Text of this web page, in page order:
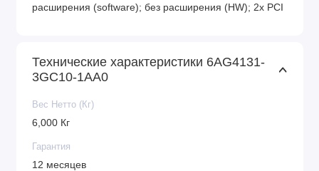
расширения (software); без расширения (HW); 2x PCI
Технические характеристики 6AG4131-
3GC10-1AA0
Вес Нетто (Кг)
6,000 Кг
Гарантия
12 месяцев